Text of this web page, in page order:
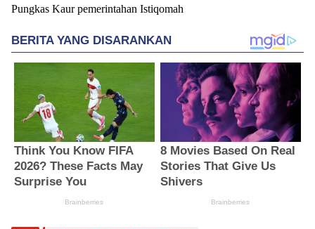
Pungkas Kaur pemerintahan Istiqomah